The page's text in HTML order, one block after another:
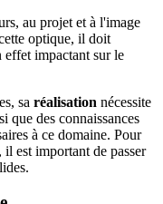
au projet et à l'image
optique, il doit
effet impactant sur le
sa réalisation nécessite
que des connaissances
à ce domaine. Pour
est important de passer